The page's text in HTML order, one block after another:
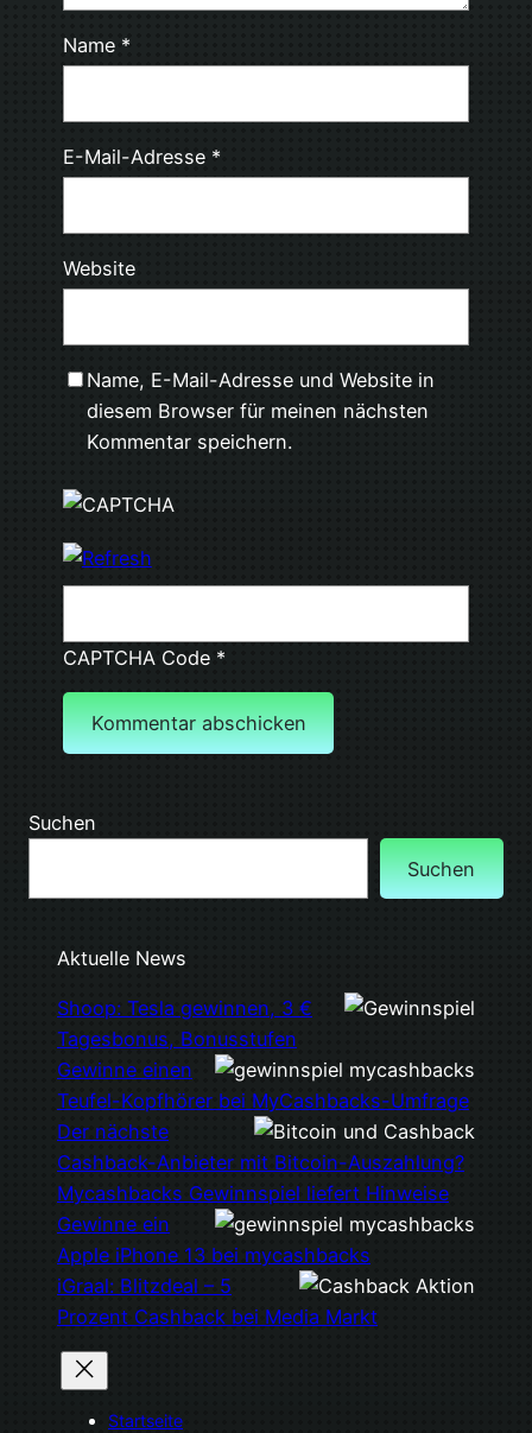
Name *
E-Mail-Adresse *
Website
Name, E-Mail-Adresse und Website in
diesem Browser für meinen nächsten
Kommentar speichern.
CAPTCHA Code*
Suchen
Suchen
Aktuelle News
Shoop: Tesla gewinnen, 3 €
Tagesbonus, Bonusstufen
Gewinne einen
Teufel-Kopfhörer bei MyCashbacks-Umfrage
Der nächste
Cashback-Anbieter mit Bitcoin-Auszahlung?
Mycashbacks Gewinnspiel liefert Hinweise
Gewinne ein
Apple iPhone 13 bei mycashbacks
iGraal: Blitzdeal – 5
Prozent Cashback bei Media Markt
Startseite